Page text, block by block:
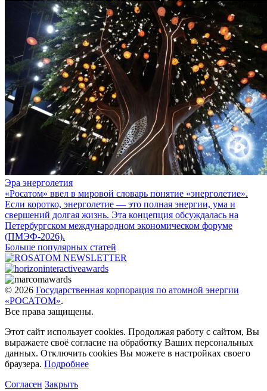
Эра энерголетия
«Росатом» ввел в мировой словарь понятие «энерголетие».
Если коротко, энерголетие — это полная энергии, ума и
свершений долгая жизнь. Эта концепция обсуждалась на
Петербургском международном экономическом форуме
(ПМЭФ-2026).
Больше популярных статей
© 2026 Государственная корпорация по атомной энергии
«РОСАТОМ».
Все права защищены.
Этот сайт использует cookies. Продолжая работу с сайтом, Вы
выражаете своё согласие на обработку Ваших персональных
данных. Отключить cookies Вы можете в настройках своего
браузера. Подробнее
Согласен Закрыть